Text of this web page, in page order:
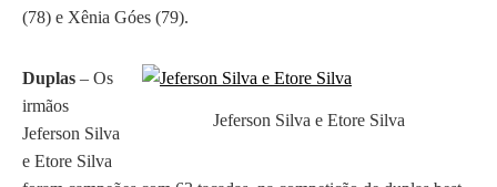
(78) e Xênia Góes (79).
Jeferson Silva e Etore Silva
Duplas – Os
irmãos
Jeferson Silva
e Etore Silva